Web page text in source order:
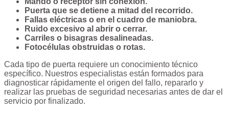
Puerta que se detiene a mitad del recorrido.
Fallas eléctricas o en el cuadro de maniobra.
Ruido excesivo al abrir o cerrar.
Carriles o bisagras desalineadas.
Fotocélulas obstruidas o rotas.
Cada tipo de puerta requiere un conocimiento técnico
específico. Nuestros especialistas están formados para
diagnosticar rápidamente el origen del fallo, repararlo y
realizar las pruebas de seguridad necesarias antes de dar el
servicio por finalizado.